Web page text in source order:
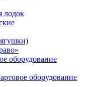
лодок
оборудование
оборудование